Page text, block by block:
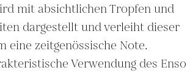
mit absichtlichen Tropfen und
dargestellt und verleiht dieser
eine zeitgenössische Note.
Verwendung des Enso